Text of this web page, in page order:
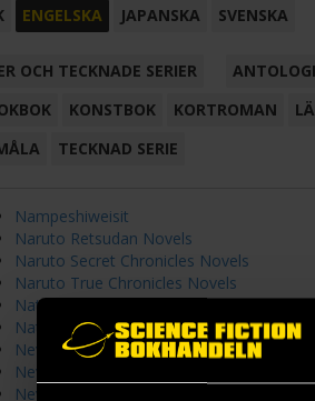
ENGELSKA JAPANSKA SVENSKA
OCH TECKNADE SERIER ANTOLOGI
KONSTBOK KORTROMAN
TECKNAD SERIE
Nampeshiweisit
Naruto Retsudan Novels
Naruto Secret Chronicles Novels
Naruto True Chronicles Novels
Native tongue
Natural Engines
Never Ever After
Never List
Never the Roses